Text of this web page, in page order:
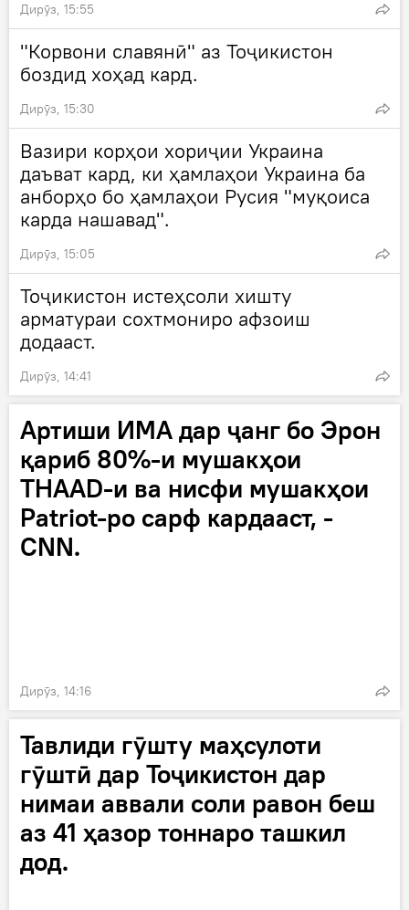
Дирӯз, 15:55
"Корвони славянӣ" аз Тоҷикистон
боздид хоҳад кард.
Дирӯз, 15:30
Вазири корҳои хориҷии Украина
даъват кард, ки ҳамлаҳои Украина ба
анборҳо бо ҳамлаҳои Русия "муқоиса
карда нашавад".
Дирӯз, 15:05
Тоҷикистон истеҳсоли хишту
арматураи сохтмониро афзоиш
додааст.
Дирӯз, 14:41
Артиши ИМА дар ҷанг бо Эрон
қариб 80%-и мушакҳои
THAAD-и ва нисфи мушакҳои
Patriot-ро сарф кардааст, -
CNN.
Дирӯз, 14:16
Тавлиди гӯшту маҳсулоти
гӯштӣ дар Тоҷикистон дар
нимаи аввали соли равон беш
аз 41 ҳазор тоннаро ташкил
дод.